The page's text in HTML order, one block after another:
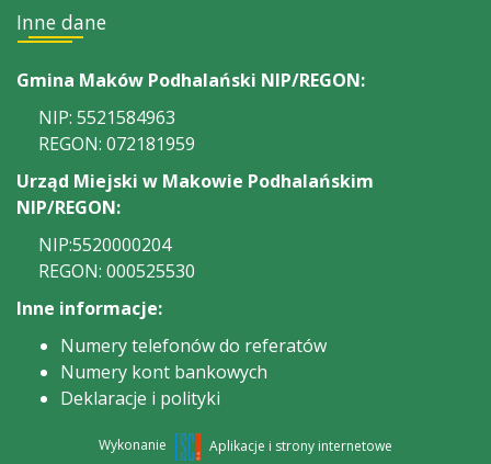
Inne dane
Gmina Maków Podhalański NIP/REGON:
NIP: 5521584963
REGON: 072181959
Urząd Miejski w Makowie Podhalańskim
NIP/REGON:
NIP:5520000204
REGON: 000525530
Inne informacje:
Numery telefonów do referatów
Numery kont bankowych
Deklaracje i polityki
Wykonanie Aplikacje i strony internetowe